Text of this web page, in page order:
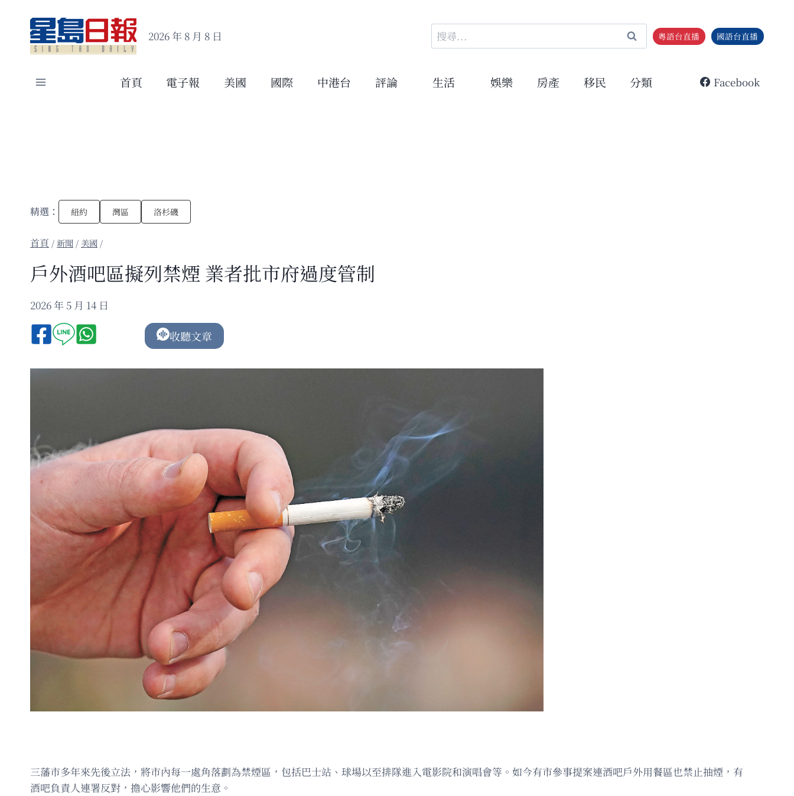
content
2026 年 8 月 8 日
搜
尋
鍵
粵語台直播 國語台直播
首頁 電子報 美國 國際 中港台 評論 生活 娛樂 房產 移民 分類 Facebook
精選： 紐約 灣區 洛杉磯
/新聞 / 美國 /
戶外酒吧區擬列禁煙 業者批市府過度管制
2026 年 5 月 14 日
收聽文章
三藩市多年來先後立法，將市內每一處角落劃為禁煙區，包括巴士站、球場以至排隊進入電影院和演唱會等。如今有市參事提案連酒吧戶外用餐區也禁止抽煙，有
酒吧負責人連署反對，擔心影響他們的生意。